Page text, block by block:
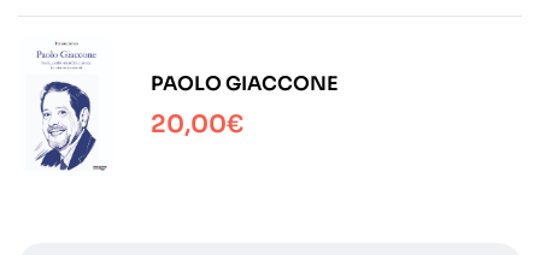
PAOLO GIACCONE
20,00€